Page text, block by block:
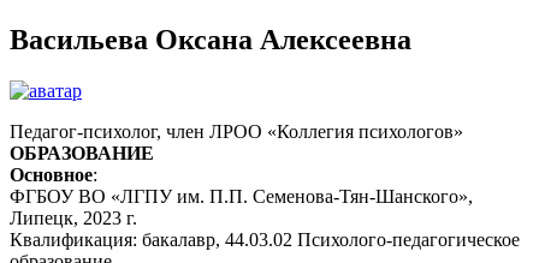
Васильева Оксана Алексеевна
Педагог-психолог, член ЛРОО «Коллегия психологов»
ОБРАЗОВАНИЕ
Основное:
ФГБОУ ВО «ЛГПУ им. П.П. Семенова-Тян-Шанского»,
Липецк, 2023 г.
Квалификация: бакалавр, 44.03.02 Психолого-педагогическое